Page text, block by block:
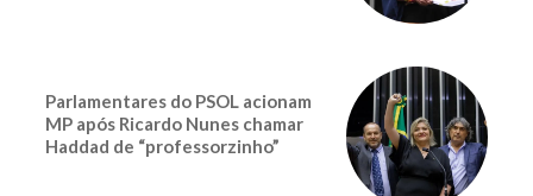
Parlamentares do PSOL acionam
MP após Ricardo Nunes chamar
Haddad de “professorzinho”